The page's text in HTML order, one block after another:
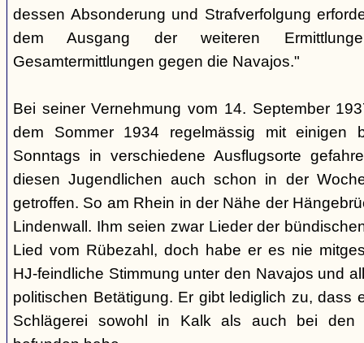
dessen Absonderung und Strafverfolgung
dem Ausgang der weiteren
Gesamtermittlungen gegen die Navajos."
Bei seiner Vernehmung vom 14. September
dem Sommer 1934 regelmässig mit einigen
Sonntags in verschiedene Ausflugsorte
diesen Jugendlichen auch schon in der
getroffen. So am Rhein in der Nähe der
Lindenwall. Ihm seien zwar Lieder der
Lied vom Rübezahl, doch habe er es nie
HJ-feindliche Stimmung unter den Navajos und
politischen Betätigung. Er gibt lediglich zu, dass
Schlägerei sowohl in Kalk als auch bei den